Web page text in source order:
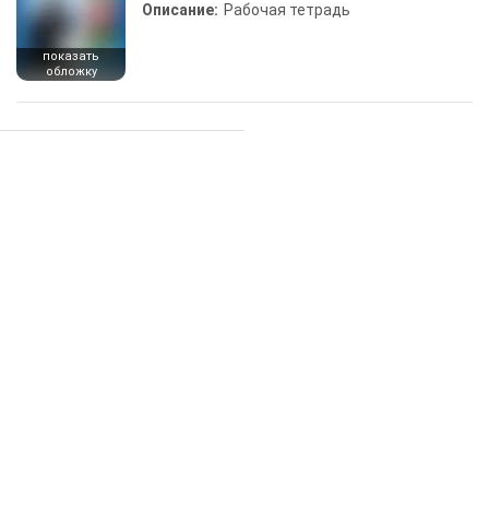
показать
обложку
Описание: Рабочая тетрадь